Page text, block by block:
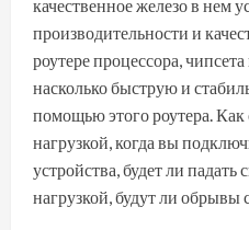
качественное железо в нем
производительности и
роутере процессора,
насколько быструю и
помощью этого роутера. Как
нагрузкой, когда вы
устройства, будет ли падать
нагрузкой, будут ли обрывы